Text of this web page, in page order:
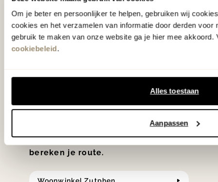
Om je beter en persoonlijker te helpen, gebruiken wij
cookies en het verzamelen van informatie door derden voor
gebruik te maken van onze website ga je hier mee akkoord.
cookiebeleid.
Alles toestaan
Aanpassen
Wie kent het programma vtwonen
'Weer verliefd op je huis' niet? We
hebben met liefde de mooiste woon-,
samengesteld met de mooiste
klassiekers en de nieuwste ontwerpen
in verrassende materialen en kleuren!
Bekijk onze openingstijden en
bereken je route.
Woonwinkel Zutphen